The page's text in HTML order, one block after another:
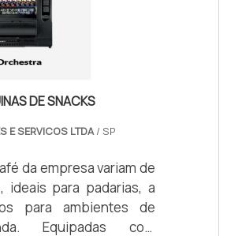
DE SNACKS
E SERVICOS LTDA/ SP
da empresa variam de
ideais para padarias, a
para ambientes de
Equipadas com